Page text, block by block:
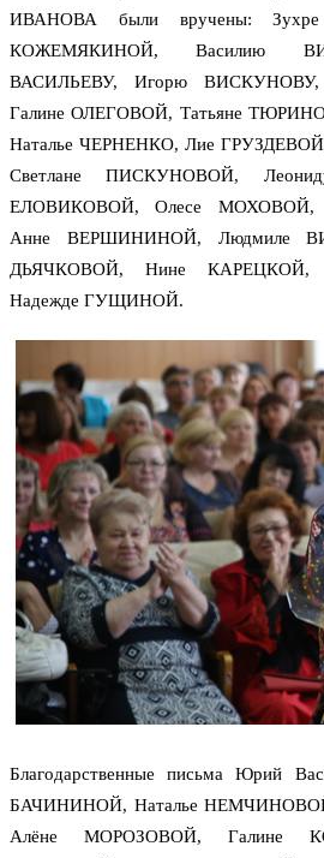
ИВАНОВА были вручены:
КОЖЕМЯКИНОЙ, Василию
ВАСИЛЬЕВУ, Игорю ВИСКУНОВУ,
Галине ОЛЕГОВОЙ, Татьяне
Наталье ЧЕРНЕНКО, Лие
Светлане ПИСКУНОВОЙ,
ЕЛОВИКОВОЙ, Олесе МОХОВОЙ,
Анне ВЕРШИНИНОЙ, Людмиле
ДЬЯЧКОВОЙ, Нине КАРЕЦКОЙ,
Надежде ГУЩИНОЙ.
Благодарственные письма Юрий
БАЧИНИНОЙ, Наталье
Алёне МОРОЗОВОЙ, Галине